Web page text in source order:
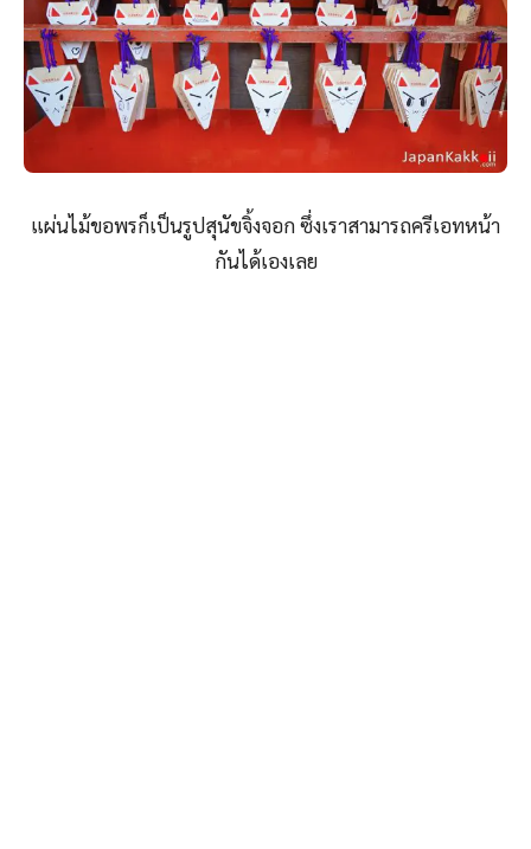
แผ่นไม้ขอพรก็เป็นรูปสุนัขจิ้งจอก ซึ่งเราสามารถครีเอทหน้า
กันได้เองเลย